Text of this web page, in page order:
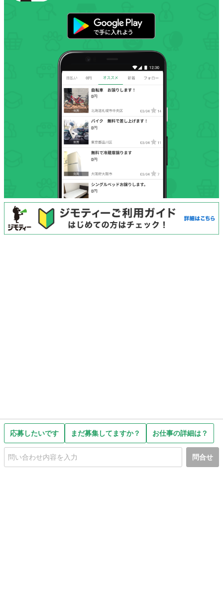
応募したいです まだ募集してますか？ お仕事の詳細は？
問合せ